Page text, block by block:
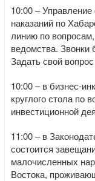
10:00 –
наказаний по
линию по
ведомства. Звонки
Задать свой
10:00 – в бизнес-
круглого стола по
инвестиционной
11:00 – в
состоится
малочисленных
Востока,